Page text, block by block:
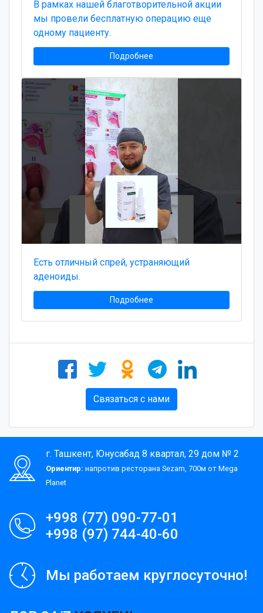
В рамках нашей благотворительной акции
мы провели бесплатную операцию еще
одному пациенту.
Подробнее
Есть отличный спрей, устраняющий
аденоиды.
Подробнее
Связаться с нами
г. Ташкент, Юнусабад 8 квартал, 29 дом № 2
Ориентир: напротив ресторана Sezam, 700м от Mega
Planet
+998 (77) 090-77-01
+998 (97) 744-40-60
Мы работаем круглосуточно!